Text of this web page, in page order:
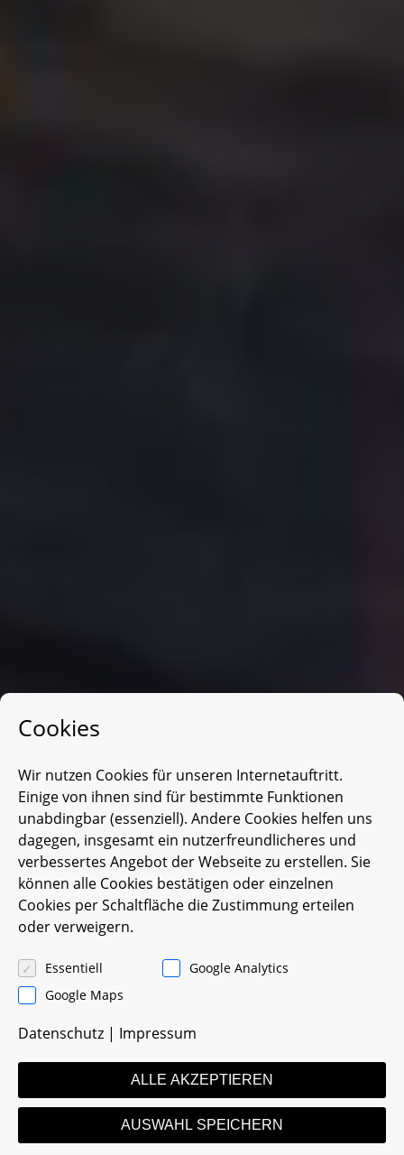
Cookies
Wir nutzen Cookies für unseren Internetauftritt.
Einige von ihnen sind für bestimmte Funktionen
unabdingbar (essenziell). Andere Cookies helfen uns
dagegen, insgesamt ein nutzerfreundlicheres und
verbessertes Angebot der Webseite zu erstellen. Sie
können alle Cookies bestätigen oder einzelnen
Cookies per Schaltfläche die Zustimmung erteilen
oder verweigern.
Essentiell
Google Analytics
Google Maps
Datenschutz | Impressum
ALLE AKZEPTIEREN
AUSWAHL SPEICHERN